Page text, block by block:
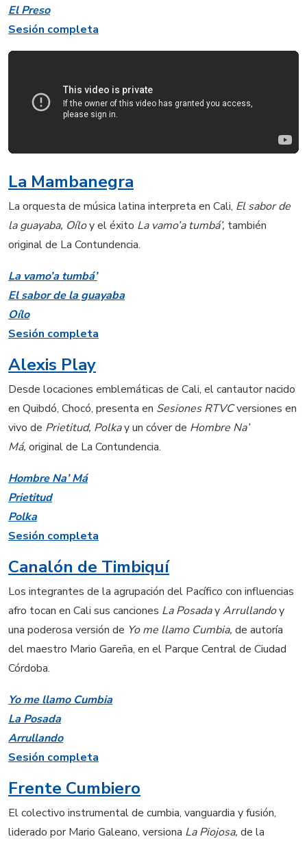
El Preso
Sesión completa
La Mambanegra
La orquesta de música latina interpreta en Cali, El sabor de
la guayaba, Oíloy el éxito La vamo’a tumbá’, también
original de La Contundencia.
La vamo’a tumbá’
El sabor de la guayaba
Oílo
Sesión completa
Alexis Play
Desde locaciones emblemáticas de Cali, el cantautor nacido
en Quibdó, Chocó, presenta en Sesiones RTVCversiones en
vivo de Prietitud, Polkay un cóver de Hombre Na’
Má, original de La Contundencia.
Hombre Na’ Má
Prietitud
Polka
Sesión completa
Canalón de Timbiquí
Los integrantes de la agrupación del Pacífico con influencias
afro tocan en Cali sus canciones La PosadayArrullandoy
una poderosa versión de Yo me llamo Cumbia, de autoría
del maestro Mario Gareña, en el Parque Central de Ciudad
Córdoba.
Yo me llamo Cumbia
La Posada
Arrullando
Sesión completa
Frente Cumbiero
El colectivo instrumental de cumbia, vanguardia y fusión,
liderado por Mario Galeano, versiona La Piojosa, de la